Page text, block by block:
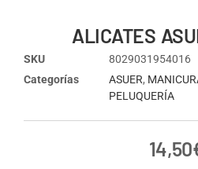
ALICATES
SKU
8029031954016
Categorías
ASUER,
PELUQUERÍA
14,50